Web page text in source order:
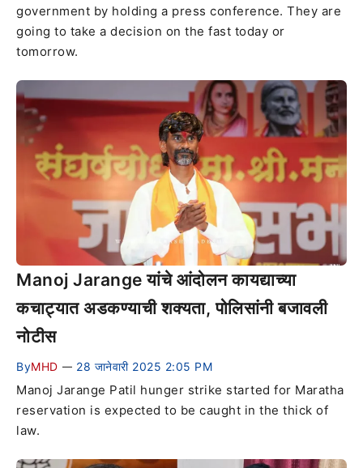
government by holding a press conference. They are
going to take a decision on the fast today or
tomorrow.
Manoj Jarange यांचे आंदोलन कायद्याच्या
कचाट्यात अडकण्याची शक्यता, पोलिसांनी बजावली
नोटीस
ByMHD — 28 जानेवारी 2025 2:05 PM
Manoj Jarange Patil hunger strike started for Maratha
reservation is expected to be caught in the thick of
law.